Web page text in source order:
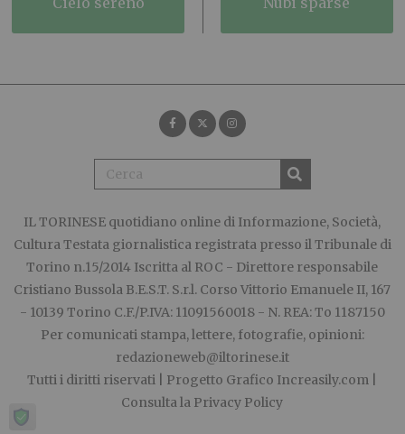
IL TORINESE quotidiano online di Informazione, Società,
Cultura Testata giornalistica registrata presso il Tribunale di
Torino n.15/2014 Iscritta al ROC - Direttore responsabile
Cristiano Bussola B.E.S.T. S.r.l. Corso Vittorio Emanuele II, 167
- 10139 Torino C.F./P.IVA: 11091560018 - N. REA: To 1187150
Per comunicati stampa, lettere, fotografie, opinioni:
redazioneweb@iltorinese.it
Tutti i diritti riservati | Progetto Grafico Increasily.com
Consulta la Privacy Policy